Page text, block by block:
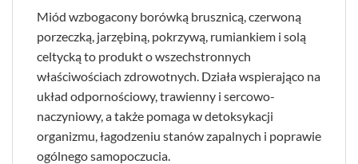
Miód wzbogacony borówką brusznicą, czerwoną
porzeczką, jarzębiną, pokrzywą, rumiankiem i solą
celtycką to produkt o wszechstronnych
właściwościach zdrowotnych. Działa wspierająco na
układ odpornościowy, trawienny i sercowo-
naczyniowy, a także pomaga w detoksykacji
organizmu, łagodzeniu stanów zapalnych i poprawie
ogólnego samopoczucia.